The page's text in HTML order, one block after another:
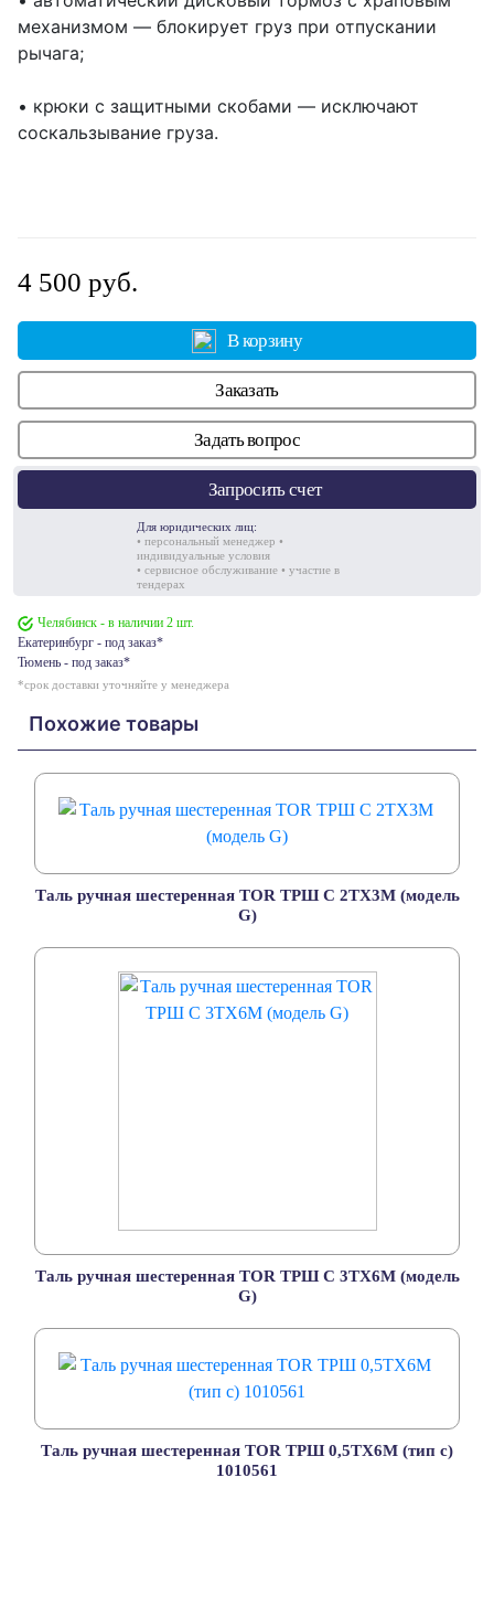
механизмом — блокирует груз при отпускании
рычага;
• крюки с защитными скобами — исключают
соскальзывание груза.
4 500 руб.
В корзину
Заказать
Задать вопрос
Запросить счет
Для юридических лиц:
• персональный менеджер •
индивидуальные условия
• сервисное обслуживание • участие в
тендерах
Челябинск - в наличии 2 шт.
Екатеринбург - под заказ*
Тюмень - под заказ*
*срок доставки уточняйте у менеджера
Похожие товары
Таль ручная шестеренная TOR ТРШ C 2ТХ3М (модель
G)
Таль ручная шестеренная TOR ТРШ C 3ТХ6М (модель
G)
Таль ручная шестеренная TOR TPШ 0,5ТХ6М (тип с)
1010561